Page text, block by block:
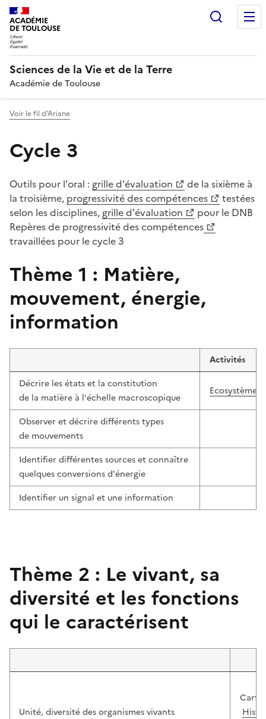
ACADÉMIE
DE TOULOUSE
Sciences de la Vie et de la Terre
Académie de Toulouse
Voir le fil d’Ariane
Cycle 3
Outils pour l'oral : grille d'évaluation
de la sixième à
la troisième, progressivité des compétences
testées
selon les disciplines, grille d'évaluation
pour le DNB
Repères de progressivité des compétences
travaillées pour le cycle 3
Thème 1 : Matière,
mouvement, énergie,
information
Activités
Décrire les états et la constitution
de la matière à l'échelle macroscopique
Observer et décrire différents types
de mouvements
Identifier différentes sources et connaître
quelques conversions d'énergie
Identifier un signal et une information
Thème 2 : Le vivant, sa
diversité et les fonctions
qui le caractérisent
Unité, diversité des organismes vivants